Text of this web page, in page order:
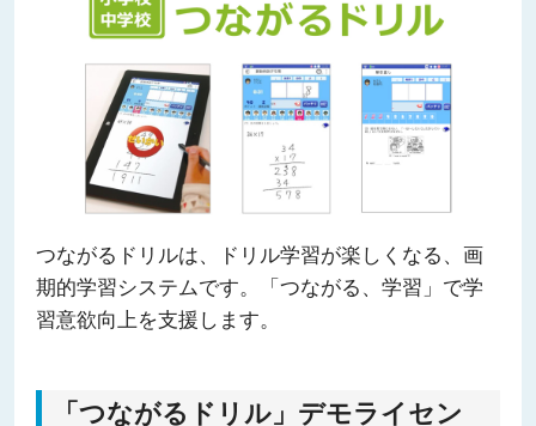
つながるドリルは、ドリル学習が楽しくなる、画
期的学習システムです。「つながる、学習」で学
習意欲向上を支援します。
「つながるドリル」デモライセン